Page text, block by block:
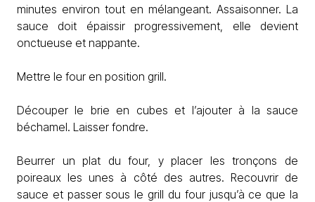
minutes environ tout en mélangeant. Assaisonner. La
sauce doit épaissir progressivement, elle devient
onctueuse et nappante.
Mettre le four en position grill.
Découper le brie en cubes et l’ajouter à la sauce
béchamel. Laisser fondre.
Beurrer un plat du four, y placer les tronçons de
poireaux les unes à côté des autres. Recouvrir de
sauce et passer sous le grill du four jusqu’à ce que la